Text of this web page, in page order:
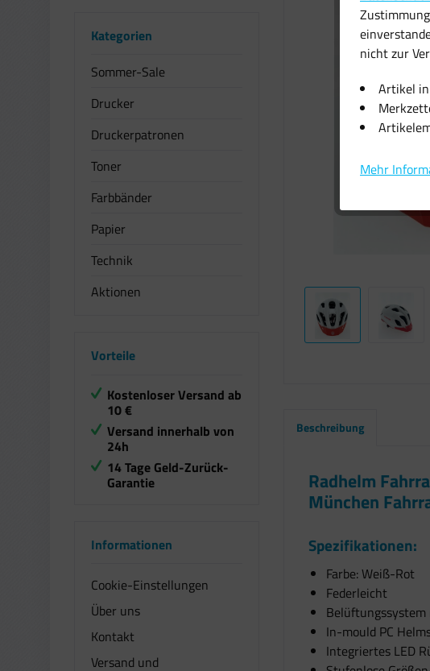
Kategorien
Sommer-Sale
Drucker
Druckerpatronen
Toner
Farbbänder
Papier
Technik
Aktionen
Vorteile
Kostenloser Versand ab
10 €
Versand innerhalb von
24h
14 Tage Geld-Zurück-
Garantie
Informationen
Cookie-Einstellungen
Über uns
Kontakt
Versand und
Beschreibung
Radhelm
München
Spezifikationen:
Farbe: Weiß-Rot
Federleicht
In-mould PC
Integriertes LED
nicht zur
Artikel
Mehr